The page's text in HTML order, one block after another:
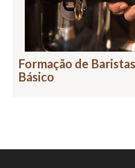
Formação de
Básico